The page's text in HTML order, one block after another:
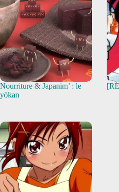
Nourriture & Japanim’ : le
yōkan